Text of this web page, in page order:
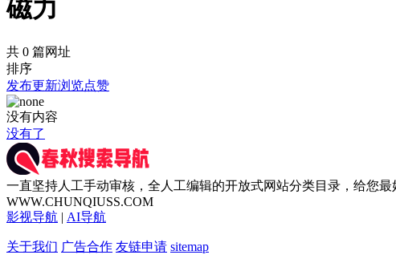
磁力
共 0 篇网址
排序
发布更新浏览点赞
没有内容
没有了
一直坚持人工手动审核，全人工编辑的开放式网站分类目录，给您最
WWW.CHUNQIUSS.COM
影视导航 | AI导航
关于我们 广告合作 友链申请 sitemap